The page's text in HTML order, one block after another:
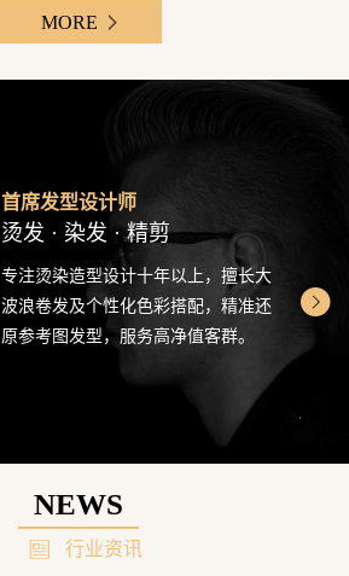
MORE
首席发型设计师
烫发 · 染发 · 精剪
专注烫染造型设计十年以上，擅长大
波浪卷发及个性化色彩搭配，精准还
原参考图发型，服务高净值客群。
NEWS
行业资讯